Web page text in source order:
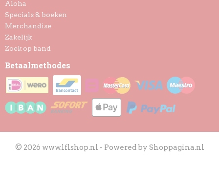
Aloha
Specials & boeken
Merchandise
Zakelijk
Zoek op band
Betaalmethodes
© 2026 www.lflshop.nl - Powered by Shoppagina.nl